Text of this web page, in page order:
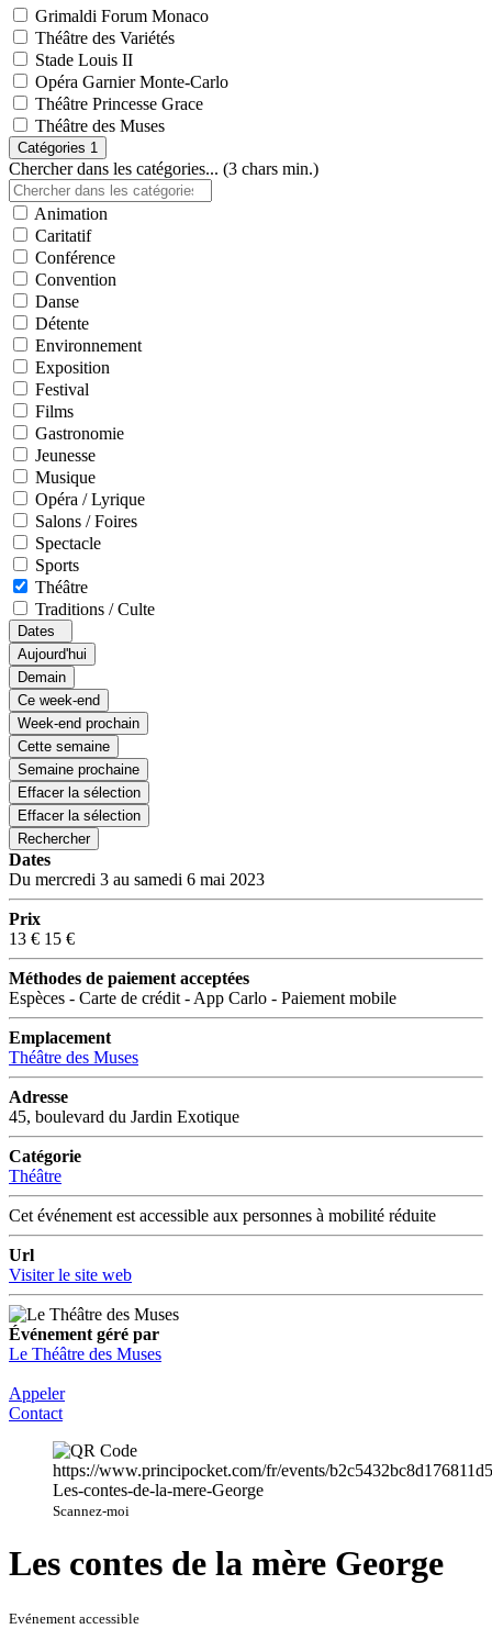
Grimaldi Forum Monaco
Théâtre des Variétés
Stade Louis II
Opéra Garnier Monte-Carlo
Théâtre Princesse Grace
Théâtre des Muses
Catégories 1
Chercher dans les catégories... (3 chars min.)
Animation
Caritatif
Conférence
Convention
Danse
Détente
Environnement
Exposition
Festival
Films
Gastronomie
Jeunesse
Musique
Opéra / Lyrique
Salons / Foires
Spectacle
Sports
Théâtre
Traditions / Culte
Dates
Aujourd'hui
Demain
Ce week-end
Week-end prochain
Cette semaine
Semaine prochaine
Effacer la sélection
Effacer la sélection
Rechercher
Dates
Du mercredi 3 au samedi 6 mai 2023
Prix
13 € 15 €
Méthodes de paiement acceptées
Espèces - Carte de crédit - App Carlo - Paiement mobile
Emplacement
Théâtre des Muses
Adresse
45, boulevard du Jardin Exotique
Catégorie
Théâtre
Cet événement est accessible aux personnes à mobilité réduite
Url
Visiter le site web
Événement géré par
Le Théâtre des Muses
Appeler
Contact
Scannez-moi
Les contes de la mère George
Evénement accessible